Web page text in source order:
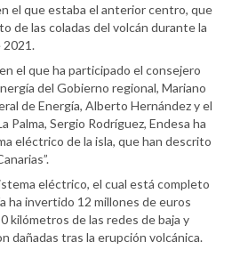
el que estaba el anterior centro, que
de las coladas del volcán durante la
2021.
el que ha participado el consejero
del Gobierno regional, Mariano
de Energía, Alberto Hernández y el
Palma, Sergio Rodríguez, Endesa ha
eléctrico de la isla, que han descrito
eléctrico, el cual está completo
ha invertido 12 millones de euros
kilómetros de las redes de baja y
dañadas tras la erupción volcánica.